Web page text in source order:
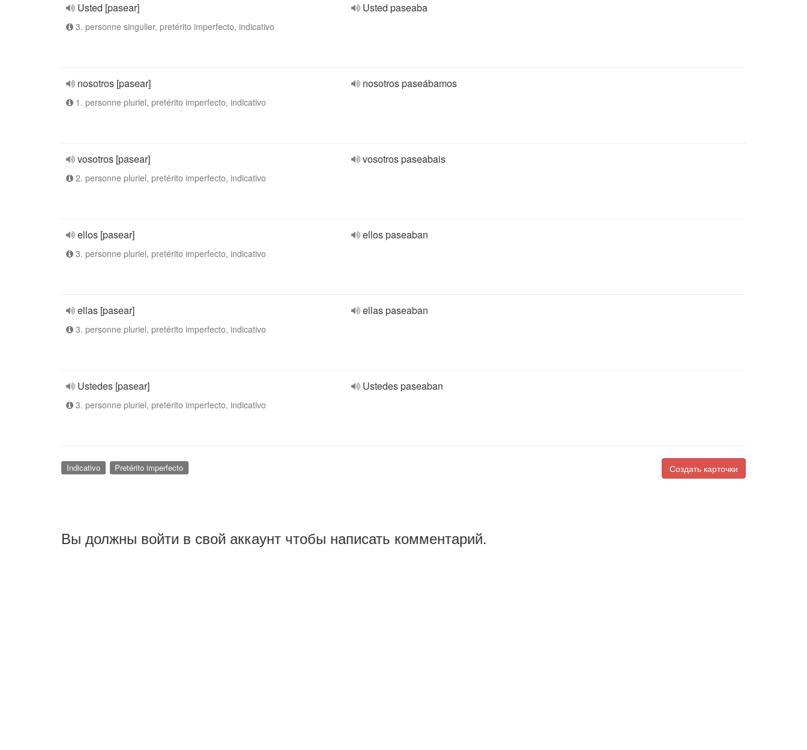
Usted [pasear]
3. personne singulier, pretérito imperfecto, indicativo
Usted paseaba
nosotros [pasear]
1. personne pluriel, pretérito imperfecto, indicativo
nosotros paseábamos
vosotros [pasear]
2. personne pluriel, pretérito imperfecto, indicativo
vosotros paseabais
ellos [pasear]
3. personne pluriel, pretérito imperfecto, indicativo
ellos paseaban
ellas [pasear]
3. personne pluriel, pretérito imperfecto, indicativo
ellas paseaban
Ustedes [pasear]
3. personne pluriel, pretérito imperfecto, indicativo
Ustedes paseaban
Создать карточки
Indicativo Pretérito imperfecto
Вы должны войти в свой аккаунт чтобы написать комментарий.